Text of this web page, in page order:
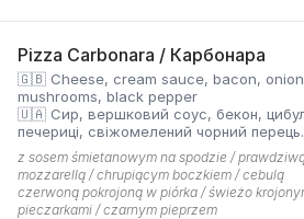
Pizza Carbonara / Карбонара
🇬🇧 Cheese, cream sauce, bacon,
mushrooms, black pepper
🇺🇦 Сир, вершковий соус, бекон,
печериці, свіжомелений чорний перець.
z sosem śmietanowym na spodzie /
mozzarellą / chrupiącym boczkiem / cebulą
czerwoną pokrojoną w piórka / świeżo
pieczarkami / czarnym pieprzem